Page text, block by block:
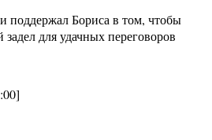
поддержал Бориса в том, чтобы
для удачных переговоров